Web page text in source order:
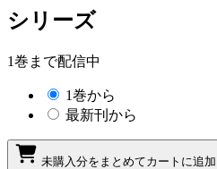
シリーズ
1巻まで配信中
1巻から
最新刊から
未購入分をまとめてカートに追加